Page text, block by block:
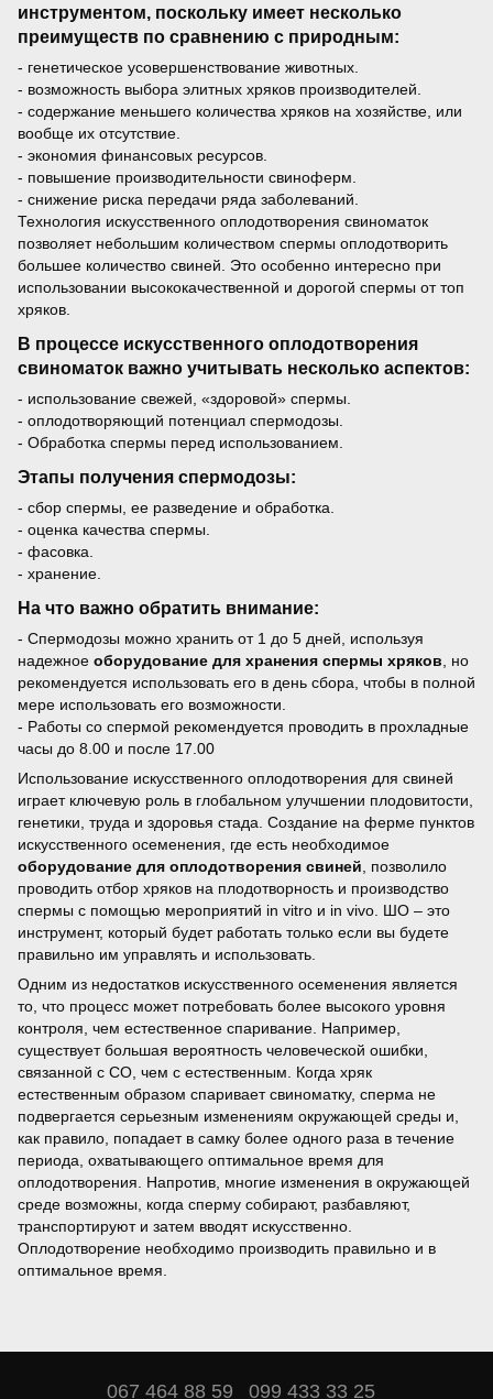
инструментом, поскольку имеет несколько
преимуществ по сравнению с природным:
- генетическое усовершенствование животных.
- возможность выбора элитных хряков производителей.
- содержание меньшего количества хряков на хозяйстве, или
вообще их отсутствие.
- экономия финансовых ресурсов.
- повышение производительности свиноферм.
- снижение риска передачи ряда заболеваний.
Технология искусственного оплодотворения свиноматок
позволяет небольшим количеством спермы оплодотворить
большее количество свиней. Это особенно интересно при
использовании высококачественной и дорогой спермы от топ
хряков.
В процессе искусственного оплодотворения
свиноматок важно учитывать несколько аспектов:
- использование свежей, «здоровой» спермы.
- оплодотворяющий потенциал спермодозы.
- Обработка спермы перед использованием.
Этапы получения спермодозы:
- сбор спермы, ее разведение и обработка.
- оценка качества спермы.
- фасовка.
- хранение.
На что важно обратить внимание:
- Спермодозы можно хранить от 1 до 5 дней, используя
надежное оборудование для хранения спермы хряков , но
рекомендуется использовать его в день сбора, чтобы в полной
мере использовать его возможности.
- Работы со спермой рекомендуется проводить в прохладные
часы до 8.00 и после 17.00
Использование искусственного оплодотворения для свиней
играет ключевую роль в глобальном улучшении плодовитости,
генетики, труда и здоровья стада. Создание на ферме пунктов
искусственного осеменения, где есть необходимое
оборудование для оплодотворения свиней , позволило
проводить отбор хряков на плодотворность и производство
спермы с помощью мероприятий in vitro и in vivo. ШО – это
инструмент, который будет работать только если вы будете
правильно им управлять и использовать.
Одним из недостатков искусственного осеменения является
то, что процесс может потребовать более высокого уровня
контроля, чем естественное спаривание. Например,
существует большая вероятность человеческой ошибки,
связанной с СО, чем с естественным. Когда хряк
естественным образом спаривает свиноматку, сперма не
подвергается серьезным изменениям окружающей среды и,
как правило, попадает в самку более одного раза в течение
периода, охватывающего оптимальное время для
оплодотворения. Напротив, многие изменения в окружающей
среде возможны, когда сперму собирают, разбавляют,
транспортируют и затем вводят искусственно.
Оплодотворение необходимо производить правильно и в
оптимальное время.
067 464 88 59 099 433 33 25